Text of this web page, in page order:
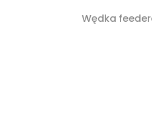
Wędka